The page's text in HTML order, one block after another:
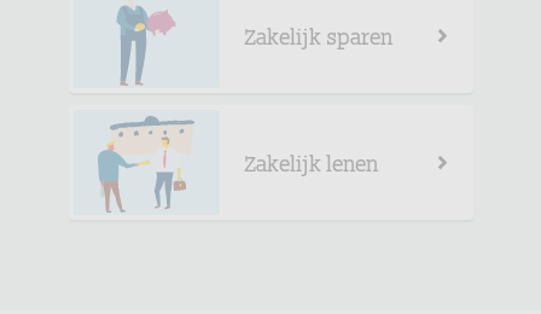
Zakelijk sparen
Zakelijk lenen